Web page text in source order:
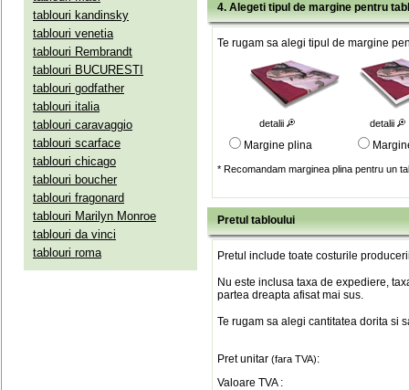
tablouri kandinsky
tablouri venetia
tablouri Rembrandt
tablouri BUCURESTI
tablouri godfather
tablouri italia
tablouri caravaggio
tablouri scarface
tablouri chicago
tablouri boucher
tablouri fragonard
tablouri Marilyn Monroe
tablouri da vinci
tablouri roma
4. Alegeti tipul de margine pentru
Te rugam sa alegi tipul de margine
detalii detalii
Margine plina
* Recomandam marginea plina pentru un
Pretul tabloului
Pretul include toate costurile
Nu este inclusa taxa de expediere,
partea dreapta afisat mai sus.
Te rugam sa alegi cantitatea dorita si
Pret unitar (fara TVA):
Valoare TVA :